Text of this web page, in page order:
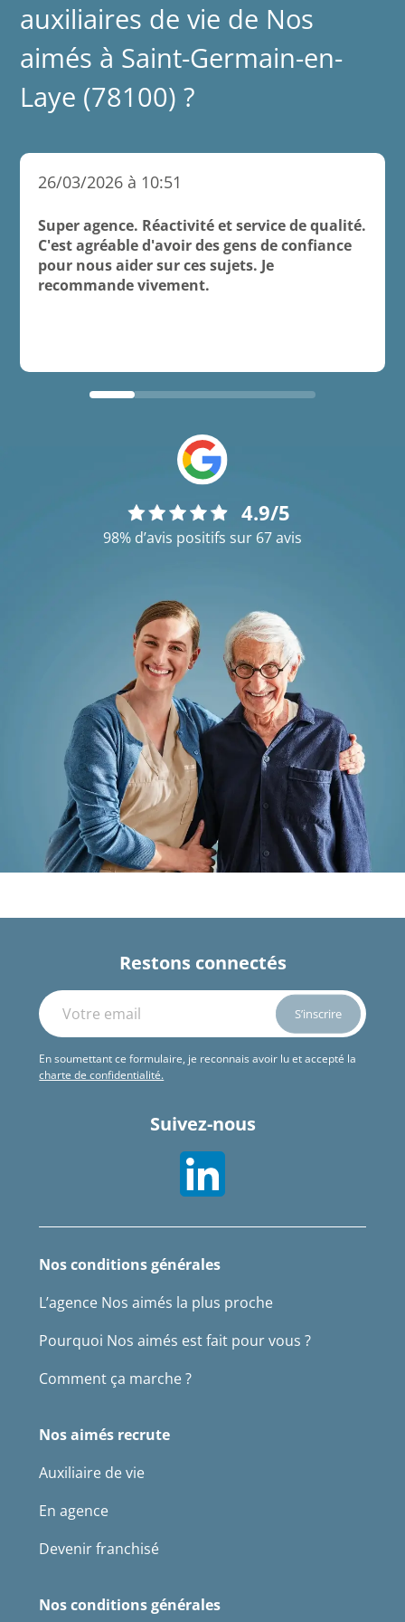
auxiliaires de vie de Nos
aimés à Saint-Germain-en-
Laye (78100) ?
26/03/2026 à 10:51
Super agence. Réactivité et service de qualité.
C'est agréable d'avoir des gens de confiance
pour nous aider sur ces sujets. Je
recommande vivement.
4.9/5
98% d’avis positifs sur 67 avis
Restons connectés
En soumettant ce formulaire, je reconnais avoir lu et accepté la
charte de confidentialité.
Suivez-nous
Nos conditions générales
L’agence Nos aimés la plus proche
Pourquoi Nos aimés est fait pour vous ?
Comment ça marche ?
Nos aimés recrute
Auxiliaire de vie
En agence
Devenir franchisé
Nos conditions générales